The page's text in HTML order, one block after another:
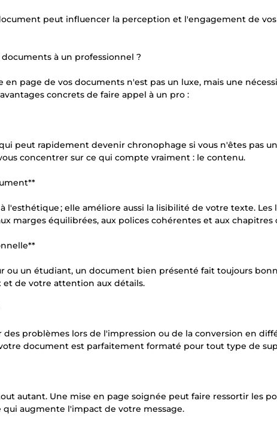
peut influencer la perception et l'engagement de
à un professionnel ?
page de vos documents n'est pas un luxe, mais une
concrets de faire appel à un pro :
peut rapidement devenir chronophage si vous n'êtes pas
concentrer sur ce qui compte vraiment : le contenu.
l'esthétique ; elle améliore aussi la lisibilité de votre texte.
marges équilibrées, aux polices cohérentes et aux
ou un étudiant, un document bien présenté fait toujours
de votre attention aux détails.
problèmes lors de l'impression ou de la conversion en
votre document est parfaitement formaté pour tout type de
autant. Une mise en page soignée peut faire ressortir les
augmente l'impact de votre message.